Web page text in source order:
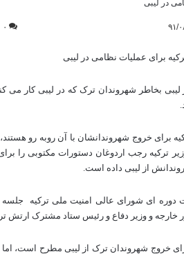
در لیبی
۰
برای عملیات نظامی در لیبی
برای خروج شهروندانشان با آن روبه رو
ترکیه رجب اردوغان دستورات مکتوبی را
از لیبی داده است.
دوره ای شورای عالی امنیت ملی ترکیه
جلسه
و وزیر دفاع و رئیس ستاد مشترک ارتش
خروج شهروندان ترک از لیبی مطرح است،